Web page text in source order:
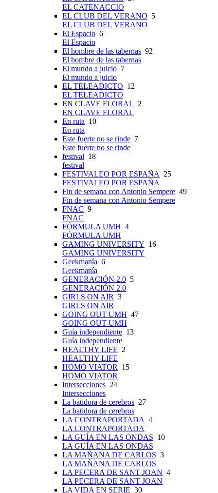
EL CATENACCIO
EL CLUB DEL VERANO 5
EL CLUB DEL VERANO
El Espacio 6
El Espacio
El hombre de las tabernas 92
El hombre de las tabernas
El mundo a juicio 7
El mundo a juicio
EL TELEADICTO 12
EL TELEADICTO
EN CLAVE FLORAL 2
EN CLAVE FLORAL
En ruta 10
En ruta
Este fuerte no se rinde 7
Este fuerte no se rinde
festival 18
festival
FESTIVALEO POR ESPAÑA 25
FESTIVALEO POR ESPAÑA
Fin de semana con Antonio Sempere 49
Fin de semana con Antonio Sempere
FNAC 9
FNAC
FÓRMULA UMH 4
FÓRMULA UMH
GAMING UNIVERSITY 16
GAMING UNIVERSITY
Geekmanía 6
Geekmanía
GENERACIÓN 2.0 5
GENERACIÓN 2.0
GIRLS ON AIR 3
GIRLS ON AIR
GOING OUT UMH 47
GOING OUT UMH
Guía independiente 13
Guía independiente
HEALTHY LIFE 2
HEALTHY LIFE
HOMO VIATOR 15
HOMO VIATOR
Intersecciones 24
Intersecciones
La batidora de cerebros 27
La batidora de cerebros
LA CONTRAPORTADA 4
LA CONTRAPORTADA
LA GUÍA EN LAS ONDAS 10
LA GUÍA EN LAS ONDAS
LA MAÑANA DE CARLOS 3
LA MAÑANA DE CARLOS
LA PECERA DE SANT JOAN 4
LA PECERA DE SANT JOAN
LA VIDA EN SERIE 30